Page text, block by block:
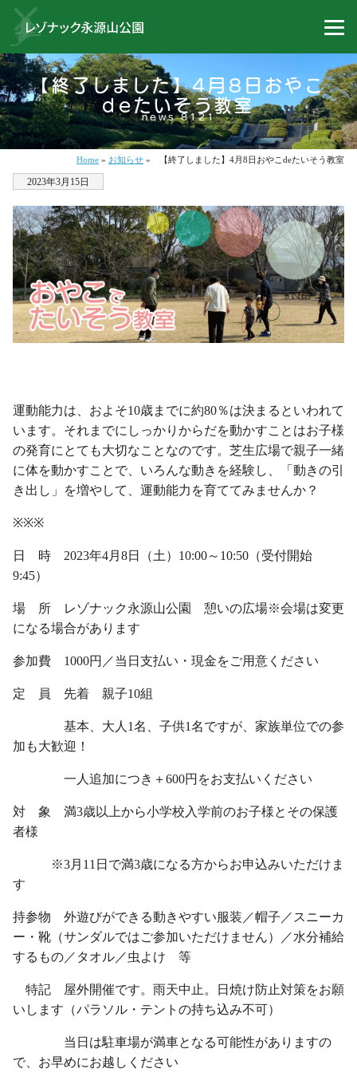
【終了しました】4月8日おやこ
deたいそう教室
news 8121
Home » お知らせ » 【終了しました】4月8日おやこdeたいそう教室
2023年3月15日
運動能力は、およそ10歳までに約80％は決まるといわれて
います。それまでにしっかりからだを動かすことはお子様
の発育にとても大切なことなのです。芝生広場で親子一緒
に体を動かすことで、いろんな動きを経験し、「動きの引
き出し」を増やして、運動能力を育ててみませんか？
※※※
日 時 2023年4月8日（土）10:00～10:50（受付開始
9:45）
場 所 レゾナック永源山公園 憩いの広場※会場は変更
になる場合があります
参加費 1000円／当日支払い・現金をご用意ください
定 員 先着 親子10組
基本、大人1名、子供1名ですが、家族単位での参
加も大歓迎！
一人追加につき＋600円をお支払いください
対 象 満3歳以上から小学校入学前のお子様とその保護
者様
※3月11日で満3歳になる方からお申込みいただけま
す
持参物 外遊びができる動きやすい服装／帽子／スニーカ
ー・靴（サンダルではご参加いただけません）／水分補給
するもの／タオル／虫よけ 等
特記 屋外開催です。雨天中止。日焼け防止対策をお願
いします（パラソル・テントの持ち込み不可）
当日は駐車場が満車となる可能性がありますの
で、お早めにお越しください